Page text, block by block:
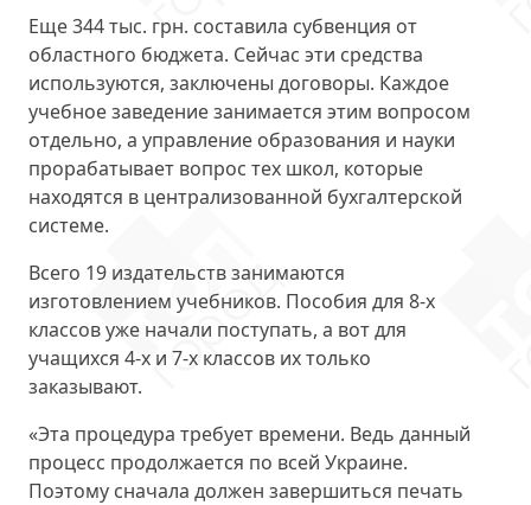
Еще 344 тыс. грн. составила субвенция от
областного бюджета. Сейчас эти средства
используются, заключены договоры. Каждое
учебное заведение занимается этим вопросом
отдельно, а управление образования и науки
прорабатывает вопрос тех школ, которые
находятся в централизованной бухгалтерской
системе.
Всего 19 издательств занимаются
изготовлением учебников. Пособия для 8-х
классов уже начали поступать, а вот для
учащихся 4-х и 7-х классов их только
заказывают.
«Эта процедура требует времени. Ведь данный
процесс продолжается по всей Украине.
Поэтому сначала должен завершиться печать